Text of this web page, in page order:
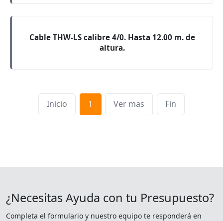
Cable THW-LS calibre 4/0. Hasta 12.00 m. de
altura.
Inicio 1 Ver mas Fin
¿Necesitas Ayuda con tu Presupuesto?
Completa el formulario y nuestro equipo te responderá en